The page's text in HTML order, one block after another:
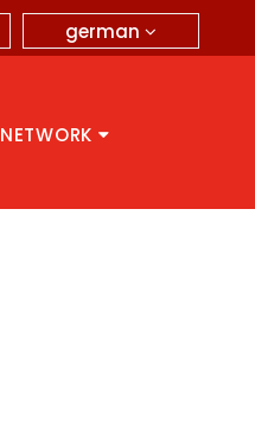
german
NETWORK